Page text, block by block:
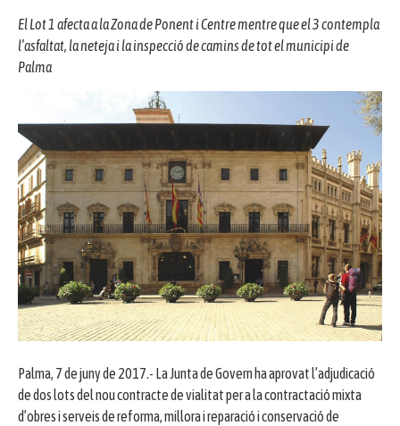
El Lot 1 afecta a la Zona de Ponent i Centre mentre que el 3 contempla
l’asfaltat, la neteja i la inspecció de camins de tot el municipi de
Palma
Palma, 7 de juny de 2017.- La Junta de Govern ha aprovat l’adjudicació
de dos lots del nou contracte de vialitat per a la contractació mixta
d’obres i serveis de reforma, millora i reparació i conservació de